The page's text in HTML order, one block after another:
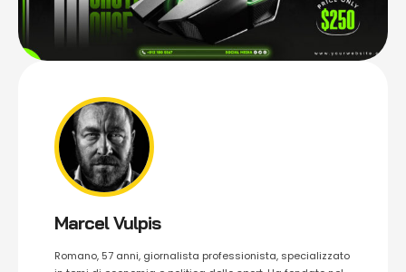
Marcel Vulpis
Romano, 57 anni, giornalista professionista, specializzato